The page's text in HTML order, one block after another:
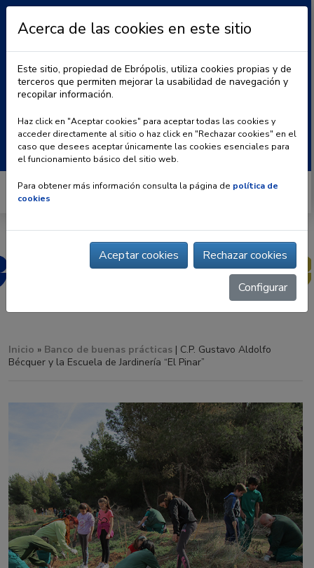
BLOG | CONTACTO
Buscar:
Inicio » Banco de buenas prácticas | C.P. Gustavo Aldolfo
Bécquer y la Escuela de Jardinería “El Pinar”
Acerca de las cookies en este sitio
Este sitio, propiedad de Ebrópolis, utiliza cookies propias y de
terceros que permiten mejorar la usabilidad de navegación y
recopilar información.
Haz click en "Aceptar cookies" para aceptar todas las cookies y
acceder directamente al sitio o haz click en "Rechazar cookies" en el
caso que desees aceptar únicamente las cookies esenciales para
el funcionamiento básico del sitio web.
Para obtener más información consulta la página de política de
cookies
Aceptar cookies Rechazar cookies
Configurar